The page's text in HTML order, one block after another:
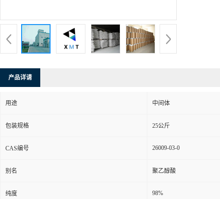
产品详请
用途 中间体
包装规格 25公斤
CAS编号 26009-03-0
别名 聚乙醇酸
纯度 98%